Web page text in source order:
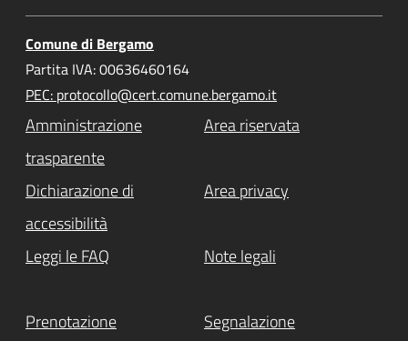
Comune di Bergamo
Partita IVA: 00636460164
PEC: protocollo@cert.comune.bergamo.it
Amministrazione
trasparente
Area riservata
Dichiarazione di
accessibilità
Area privacy
Leggi le FAQ Note legali
Prenotazione Segnalazione